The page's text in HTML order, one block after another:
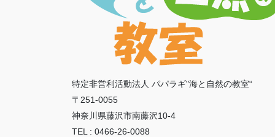
特定非営利活動法人 パパラギ"海と自然の教室“
〒251-0055
神奈川県藤沢市南藤沢10-4
TEL : 0466-26-0088